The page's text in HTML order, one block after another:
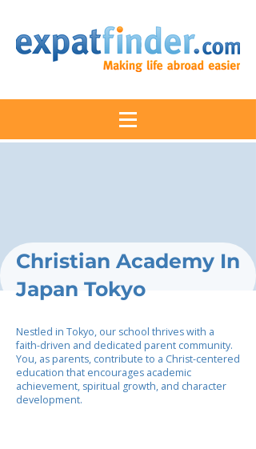
Christian Academy In
Japan Tokyo
Nestled in Tokyo, our school thrives with a
faith-driven and dedicated parent community.
You, as parents, contribute to a Christ-centered
education that encourages academic
achievement, spiritual growth, and character
development.